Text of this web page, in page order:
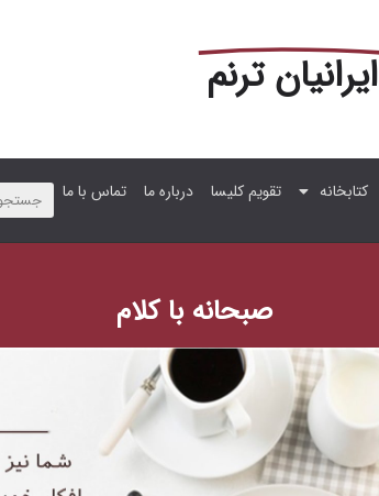
ایرانیان ترنم
کتابخانه تقویم کلیسا درباره ما تماس با ما
صبحانه با کلام